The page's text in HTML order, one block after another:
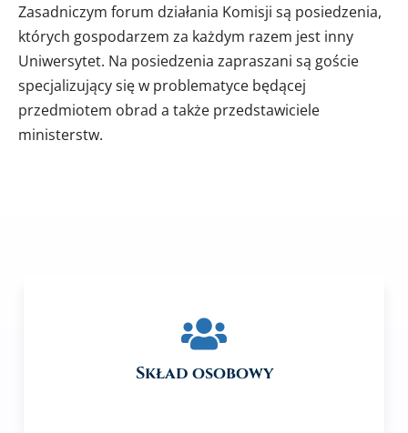
Zasadniczym forum działania Komisji są posiedzenia,
których gospodarzem za każdym razem jest inny
Uniwersytet. Na posiedzenia zapraszani są goście
specjalizujący się w problematyce będącej
przedmiotem obrad a także przedstawiciele
ministerstw.
Skład osobowy